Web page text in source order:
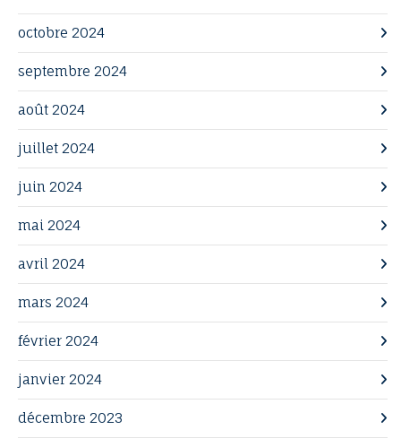
octobre 2024
septembre 2024
août 2024
juillet 2024
juin 2024
mai 2024
avril 2024
mars 2024
février 2024
janvier 2024
décembre 2023